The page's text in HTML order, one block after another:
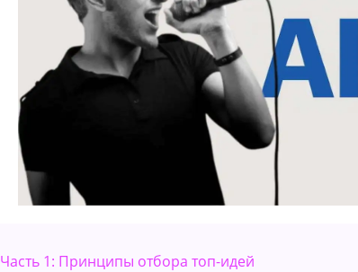
Часть 1: Принципы отбора топ-идей